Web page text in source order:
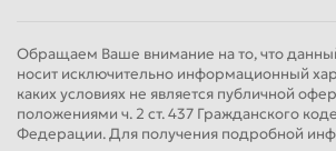
Обращаем Ваше внимание на то, что
носит исключительно информационный
каких условиях не является публичной
положениями ч. 2 ст. 437 Гражданского
Федерации. Для получения подробной